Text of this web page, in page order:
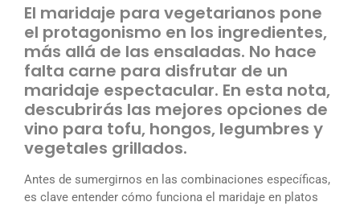
El maridaje para vegetarianos pone
el protagonismo en los ingredientes,
más allá de las ensaladas. No hace
falta carne para disfrutar de un
maridaje espectacular. En esta nota,
descubrirás las mejores opciones de
vino para tofu, hongos, legumbres y
vegetales grillados.
Antes de sumergirnos en las combinaciones específicas,
es clave entender cómo funciona el maridaje en platos